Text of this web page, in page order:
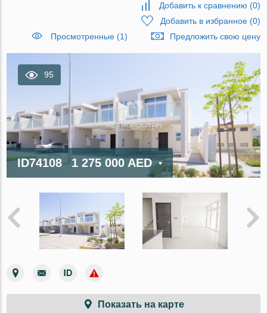
Добавить к сравнению (0)
Добавить в избранное(0)
Просмотренные (1)
Предложить свою цену
95
ID74108 1 275 000 AED
Показать на карте